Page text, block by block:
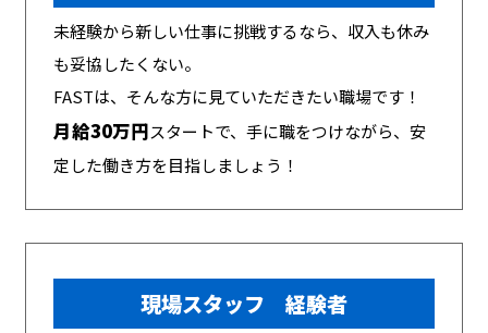
未経験から新しい仕事に挑戦するなら、収入も休み
も妥協したくない。
FASTは、そんな方に見ていただきたい職場です！
月給30万円スタートで、手に職をつけながら、安
定した働き方を目指しましょう！
現場スタッフ 経験者